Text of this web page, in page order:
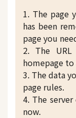
1. The page
has been
page you
2. The
homepage to
3. The data
page rules.
4. The
now.